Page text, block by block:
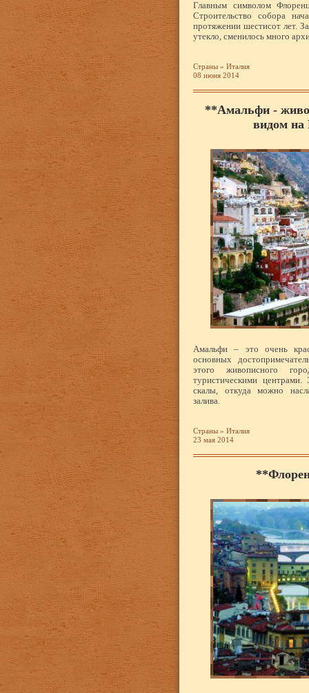
Главным символом
Строительство собора
протяжении шестисот лет.
утекло, сменилось много
Страны » Италия
08 июня 2014
**Амальфи -
видом на
Амальфи – это очень
основных
этого живописного
туристическими
скалы, откуда можно
залива.
Страны » Италия
23 мая 2014